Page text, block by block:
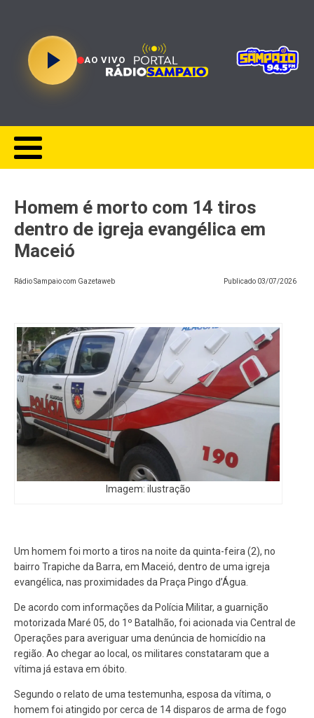
AO VIVO
Homem é morto com 14 tiros
dentro de igreja evangélica em
Maceió
Rádio Sampaio com Gazetaweb Publicado 03/07/2026
Imagem: ilustração
Um homem foi morto a tiros na noite da quinta-feira (2), no
bairro Trapiche da Barra, em Maceió, dentro de uma igreja
evangélica, nas proximidades da Praça Pingo d’Água.
De acordo com informações da Polícia Militar, a guarnição
motorizada Maré 05, do 1º Batalhão, foi acionada via Central de
Operações para averiguar uma denúncia de homicídio na
região. Ao chegar ao local, os militares constataram que a
vítima já estava em óbito.
Segundo o relato de uma testemunha, esposa da vítima, o
homem foi atingido por cerca de 14 disparos de arma de fogo